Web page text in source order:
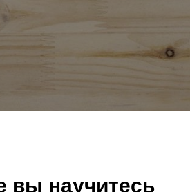
вы научитесь